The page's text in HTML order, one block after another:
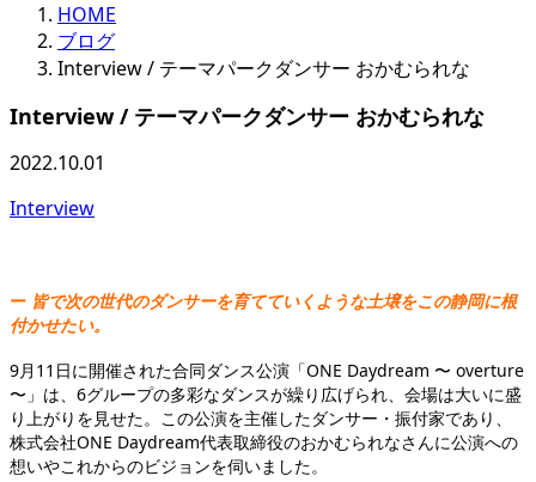
HOME
ブログ
Interview / テーマパークダンサー おかむられな
Interview / テーマパークダンサー おかむられな
2022.10.01
Interview
ー 皆で次の世代のダンサーを育てていくような土壌をこの静岡に根
付かせたい。
9月11日に開催された合同ダンス公演「ONE Daydream 〜 overture
〜」は、6グループの多彩なダンスが繰り広げられ、会場は大いに盛
り上がりを見せた。この公演を主催したダンサー・振付家であり、
株式会社ONE Daydream代表取締役のおかむられなさんに公演への
想いやこれからのビジョンを伺いました。